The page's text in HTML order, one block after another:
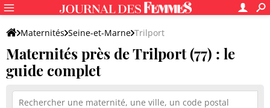
Maternités Seine-et-Marne Trilport
Maternités près de Trilport (77) : le
guide complet